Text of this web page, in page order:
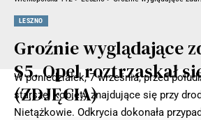
W poniedziałek, 7 września, przed
starszej kobiety znajdujące się przy
Nietążkowie. Odkrycia dokonała
LESZNO
Groźnie wyglądające
S5. Opel roztrzaskał
(ZDJĘCIA)